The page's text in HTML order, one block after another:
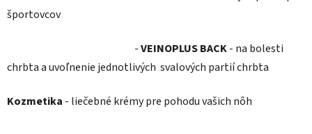
športovcov
-VEINOPLUS BACK- na bolesti
chrbta a uvoľnenie jednotlivých svalových partií chrbta
Kozmetika - liečebné krémy pre pohodu vašich nôh